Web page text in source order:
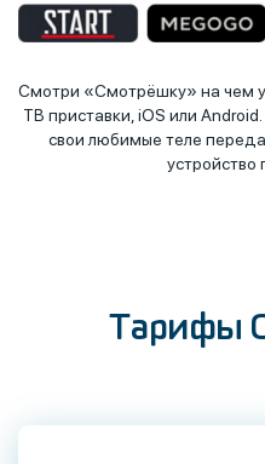
Смотри «Смотрёшку» на чем
ТВ приставки, iOS или
свои любимые теле
устройство
Тарифы